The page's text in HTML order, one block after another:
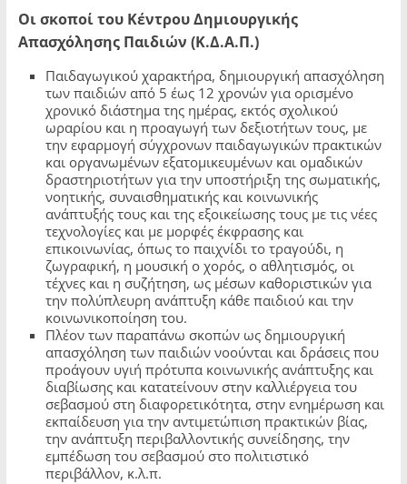
Οι σκοποί του Κέντρου Δημιουργικής
Απασχόλησης Παιδιών (Κ.Δ.Α.Π.)
Παιδαγωγικού χαρακτήρα, δημιουργική απασχόληση
των παιδιών από 5 έως 12 χρονών για ορισμένο
χρονικό διάστημα της ημέρας, εκτός σχολικού
ωραρίου και η προαγωγή των δεξιοτήτων τους, με
την εφαρμογή σύγχρονων παιδαγωγικών πρακτικών
και οργανωμένων εξατομικευμένων και ομαδικών
δραστηριοτήτων για την υποστήριξη της σωματικής,
νοητικής, συναισθηματικής και κοινωνικής
ανάπτυξής τους και της εξοικείωσης τους με τις νέες
τεχνολογίες και με μορφές έκφρασης και
επικοινωνίας, όπως το παιχνίδι το τραγούδι, η
ζωγραφική, η μουσική ο χορός, ο αθλητισμός, οι
τέχνες και η συζήτηση, ως μέσων καθοριστικών για
την πολύπλευρη ανάπτυξη κάθε παιδιού και την
κοινωνικοποίηση του.
Πλέον των παραπάνω σκοπών ως δημιουργική
απασχόληση των παιδιών νοούνται και δράσεις που
προάγουν υγιή πρότυπα κοινωνικής ανάπτυξης και
διαβίωσης και κατατείνουν στην καλλιέργεια του
σεβασμού στη διαφορετικότητα, στην ενημέρωση και
εκπαίδευση για την αντιμετώπιση πρακτικών βίας,
την ανάπτυξη περιβαλλοντικής συνείδησης, την
εμπέδωση του σεβασμού στο πολιτιστικό
περιβάλλον, κ.λ.π.